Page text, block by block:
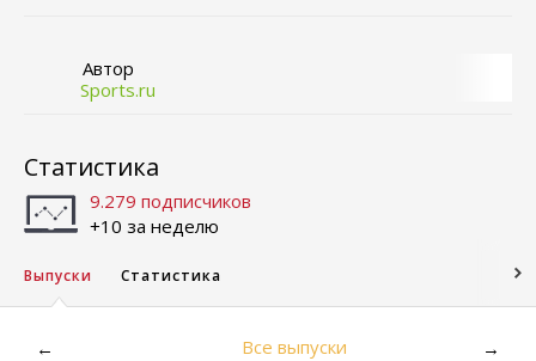
Автор
Sports.ru
Статистика
9.279 подписчиков
+10 за неделю
Выпуски Статистика
← Все выпуски →